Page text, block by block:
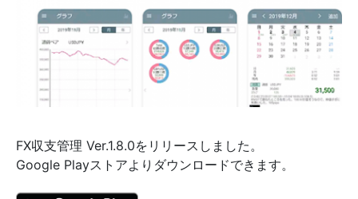
FX収支管理 Ver.1.8.0をリリースしました。
Google Playストアよりダウンロードできます。